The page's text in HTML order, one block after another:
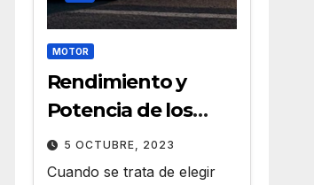
MOTOR
Rendimiento y
Potencia de los
Motores Audi A3 de
Segunda Mano
5 OCTUBRE, 2023
Cuando se trata de elegir